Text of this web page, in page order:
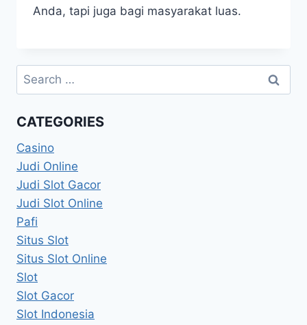
Anda, tapi juga bagi masyarakat luas.
Search
for:
CATEGORIES
Casino
Judi Online
Judi Slot Gacor
Judi Slot Online
Pafi
Situs Slot
Situs Slot Online
Slot
Slot Gacor
Slot Indonesia